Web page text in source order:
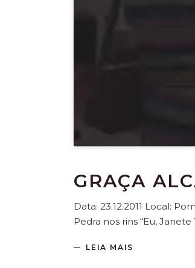
GRAÇA
Data: 23.12.2011 Local:
Pedra nos rins “Eu,
LEIA MAIS